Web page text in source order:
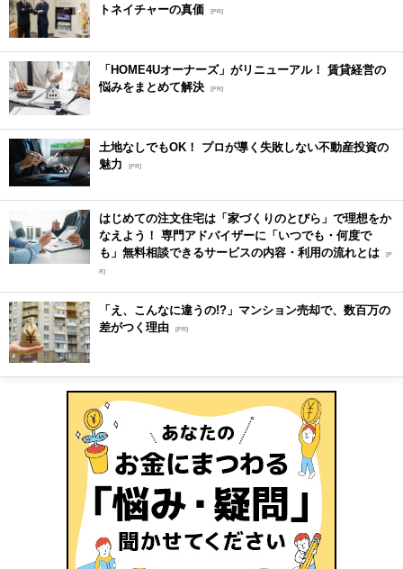
トネイチャーの真価
[PR]
「HOME4Uオーナーズ」がリニューアル！ 賃貸経営の
悩みをまとめて解決 [PR]
土地なしでもOK！ プロが導く失敗しない不動産投資の
魅力
[PR]
はじめての注文住宅は「家づくりのとびら」で理想をか
なえよう！ 専門アドバイザーに「いつでも・何度で
も」無料相談できるサービスの内容・利用の流れとは [P
R]
「え、こんなに違うの!?」マンション売却で、数百万の
差がつく理由 [PR]